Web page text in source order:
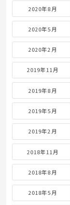
2020年8月
2020年5月
2020年2月
2019年11月
2019年8月
2019年5月
2019年2月
2018年11月
2018年8月
2018年5月